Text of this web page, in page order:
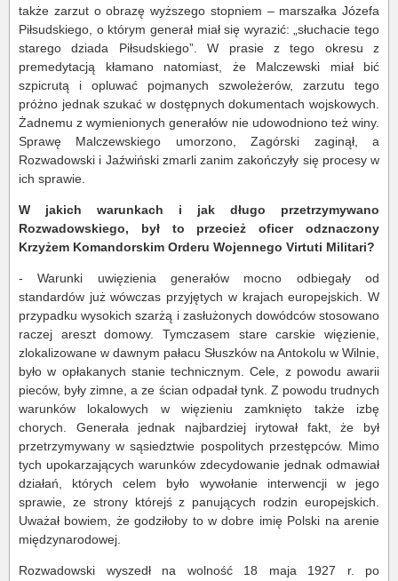
także zarzut o obrazę wyższego stopniem – marszałka Józefa
Piłsudskiego, o którym generał miał się wyrazić: „słuchacie tego
starego dziada Piłsudskiego”. W prasie z tego okresu z
premedytacją kłamano natomiast, że Malczewski miał bić
szpicrutą i opluwać pojmanych szwoleżerów, zarzutu tego
próżno jednak szukać w dostępnych dokumentach wojskowych.
Żadnemu z wymienionych generałów nie udowodniono też winy.
Sprawę Malczewskiego umorzono, Zagórski zaginął, a
Rozwadowski i Jaźwiński zmarli zanim zakończyły się procesy w
ich sprawie.
W jakich warunkach i jak długo przetrzymywano
Rozwadowskiego, był to przecież oficer odznaczony
Krzyżem Komandorskim Orderu Wojennego Virtuti Militari?
- Warunki uwięzienia generałów mocno odbiegały od
standardów już wówczas przyjętych w krajach europejskich. W
przypadku wysokich szarżą i zasłużonych dowódców stosowano
raczej areszt domowy. Tymczasem stare carskie więzienie,
zlokalizowane w dawnym pałacu Słuszków na Antokolu w Wilnie,
było w opłakanych stanie technicznym. Cele, z powodu awarii
pieców, były zimne, a ze ścian odpadał tynk. Z powodu trudnych
warunków lokalowych w więzieniu zamknięto także izbę
chorych. Generała jednak najbardziej irytował fakt, że był
przetrzymywany w sąsiedztwie pospolitych przestępców. Mimo
tych upokarzających warunków zdecydowanie jednak odmawiał
działań, których celem było wywołanie interwencji w jego
sprawie, ze strony którejś z panujących rodzin europejskich.
Uważał bowiem, że godziłoby to w dobre imię Polski na arenie
międzynarodowej.
Rozwadowski wyszedł na wolność 18 maja 1927 r. po